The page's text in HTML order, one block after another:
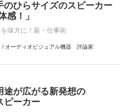
のひらサイズのスピーカー
感！」
味方に！新・仕事術
/ オーディオビジュアル機器 評論家
が広がる新発想の
ーカー